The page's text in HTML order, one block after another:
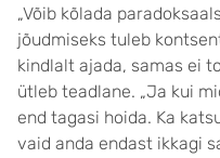
„Võib kõlada
jõudmiseks tuleb
kindlalt ajada, samas ei
ütleb teadlane. „Ja kui
end tagasi hoida. Ka
vaid anda endast ikkagi